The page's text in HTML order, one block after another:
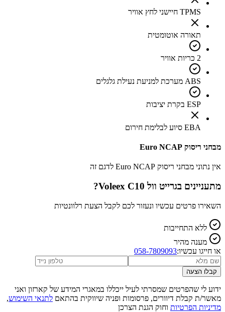
TPMS חיישני לחץ אוויר
תאורה אוטומטית
2 כריות אוויר
ABS מערכת למניעת נעילת גלגלים
ESP בקרת יציבות
EBA סיוע לבלימת חירום
מבחני ריסוק Euro NCAP
אין נתוני מבחני ריסוק Euro NCAP לדגם זה
מתעניינים בגרייט וול Voleex C10 ?
השאירו פרטים עכשיו ונעזור לכם לקבל הצעת רלוונטיות
ללא התחייבות
מענה מהיר
או חייגו עכשיו:058-7809093
קבלו הצעה
ידוע לי שהפרטים שמסרתי לעיל ייכללו במאגרי המידע של קארזון ואני
מאשר/ת קבלת דיוורים, פרסומות ופניה שיווקית בהתאם לתנאי השימוש,
מדיניות הפרטיות וחוק הגנת הצרכן